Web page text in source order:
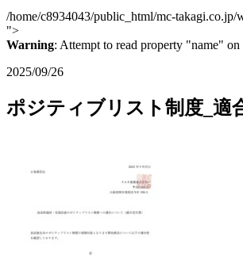
/home/c8934043/public_html/mc-
">
Warning: Attempt to read property "name"
2025/09/26
ポジティブリスト制度_適